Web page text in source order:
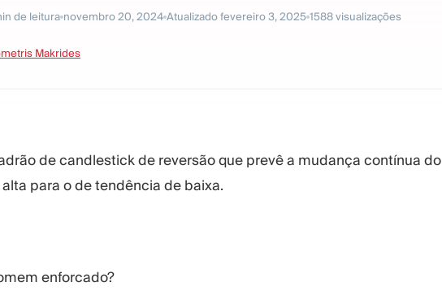
de leitura novembro 20, 2024 Atualizadofevereiro 3, 2025 1588visualizações
Makrides
de candlestick de reversão que prevê a mudança contínua do
para o de tendência de baixa.
enforcado?